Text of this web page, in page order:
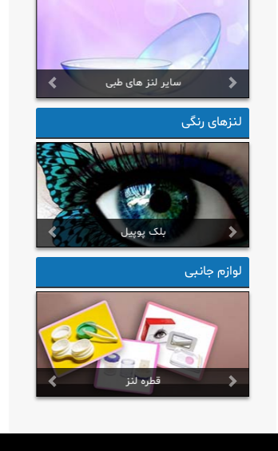
سایر لنز های طبی Prev
Next
لنزهای رنگی
بلک پوپیل Prev
Next
لوازم جانبی
قطره لنز Prev Next